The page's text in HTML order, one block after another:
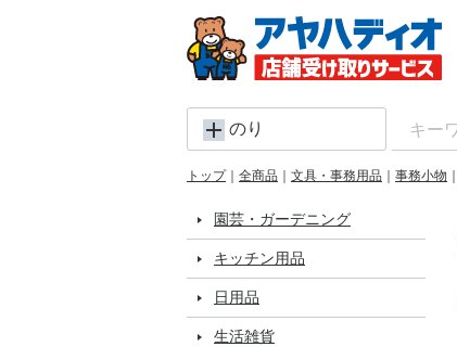
のり
トップ 全商品 文具・事務用品 事務小物
園芸・ガーデニング
キッチン用品
日用品
生活雑貨